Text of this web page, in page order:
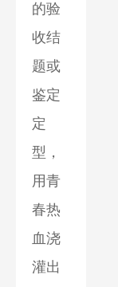
的验
收结
题或
鉴定
定
型，
用青
春热
血浇
灌出